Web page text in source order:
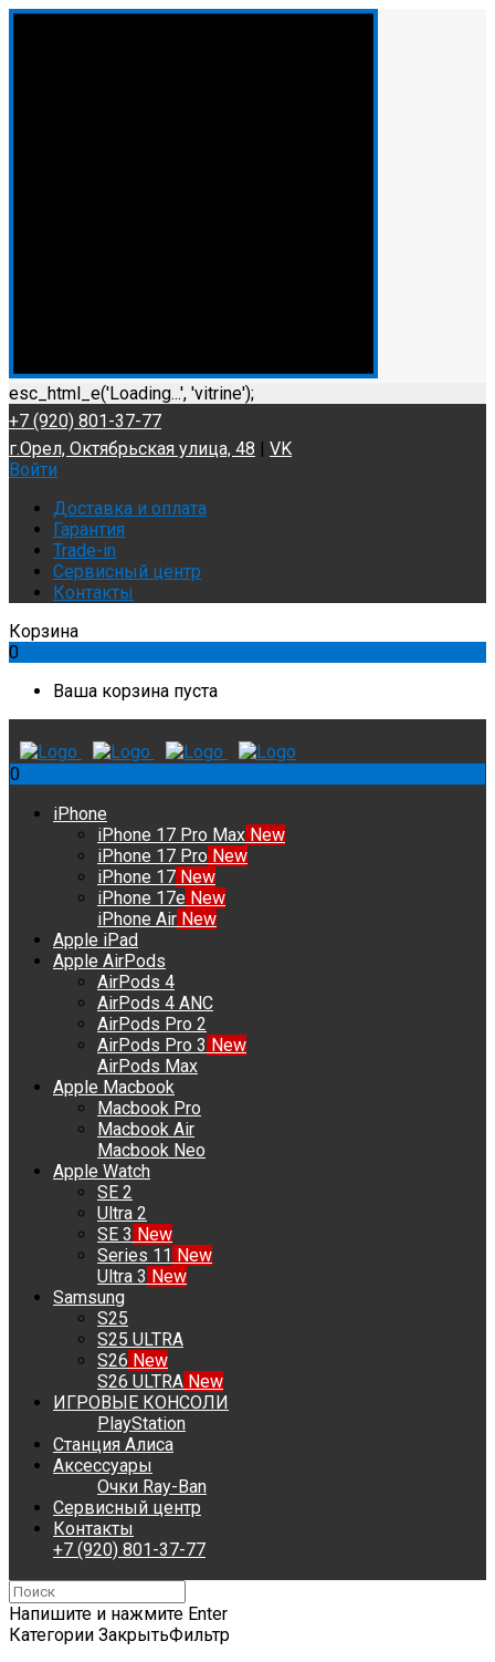
esc_html_e('Loading...', 'vitrine');
+7 (920) 801-37-77
г.Орел, Октябрьская улица, 48 | VK
Войти
Доставка и оплата
Гарантия
Trade-in
Сервисный центр
Контакты
Корзина
0
Ваша корзина пуста
0
iPhone
iPhone 17 Pro Max New
iPhone 17 Pro New
iPhone 17 New
iPhone 17e New
iPhone Air New
Apple iPad
Apple AirPods
AirPods 4
AirPods 4 ANC
AirPods Pro 2
AirPods Pro 3 New
AirPods Max
Apple Macbook
Macbook Pro
Macbook Air
Macbook Neo
Apple Watch
SE 2
Ultra 2
SE 3 New
Series 11 New
Ultra 3 New
Samsung
S25
S25 ULTRA
S26 New
S26 ULTRA New
ИГРОВЫЕ КОНСОЛИ
PlayStation
Станция Алиса
Аксессуары
Очки Ray-Ban
Сервисный центр
Контакты
+7 (920) 801-37-77
Напишите и нажмите Enter
Категории ЗакрытьФильтр